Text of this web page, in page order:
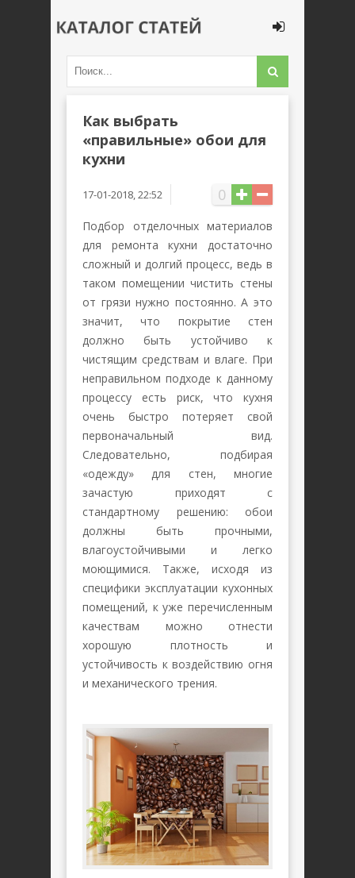
Как выбрать
«правильные» обои для
кухни
0
17-01-2018, 22:52
Подбор отделочных материалов
для ремонта кухни достаточно
сложный и долгий процесс, ведь в
таком помещении чистить стены
от грязи нужно постоянно. А это
значит, что покрытие стен
должно быть устойчиво к
чистящим средствам и влаге. При
неправильном подходе к данному
процессу есть риск, что кухня
очень быстро потеряет свой
первоначальный вид.
Следовательно, подбирая
«одежду» для стен, многие
зачастую приходят с
стандартному решению: обои
должны быть прочными,
влагоустойчивыми и легко
моющимися. Также, исходя из
специфики эксплуатации кухонных
помещений, к уже перечисленным
качествам можно отнести
хорошую плотность и
устойчивость к воздействию огня
и механического трения.